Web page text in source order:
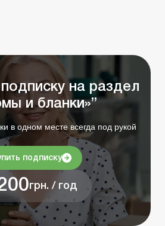
на раздел
и бланки»”
в одном месте всегда под рукой
подписку
грн. / год